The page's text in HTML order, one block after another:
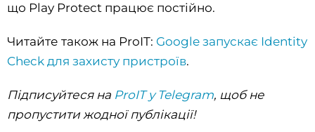
що Play Protect працює постійно.
Читайте також на ProIT: Google запускає Identity
Check для захисту пристроїв.
Підписуйтеся на ProIT у Telegram, щоб не
пропустити жодної публікації!